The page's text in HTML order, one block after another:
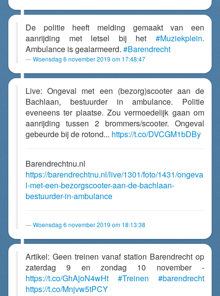
De politie heeft melding gemaakt van een
aanrijding met letsel bij het #Muziekplein.
Ambulance is gealarmeerd. #Barendrecht
Woensdag 6 november 2019 om 17:48:47
Live: Ongeval met een (bezorg)scooter aan de
Bachlaan, bestuurder in ambulance. Politie
eveneens ter plaatse. Zou vermoedelijk gaan om
aanrijding tussen 2 brommers/scooter. Ongeval
gebeurde bij de rotond... https://t.co/DVCGM1bDBy
Barendrechtnu.nl
https://barendrechtnu.nl/live/1301/foto/1431/ongeva
l-met-een-bezorgscooter-aan-de-bachlaan-
bestuurder-in-ambulance
Woensdag 6 november 2019 om 18:13:38
Artikel: Geen treinen vanaf station Barendrecht op
zaterdag 9 en zondag 10 november -
https://t.co/GhAjoN4wHt
#Treinen
#barendrecht
https://t.co/Mnjvw5tPCY